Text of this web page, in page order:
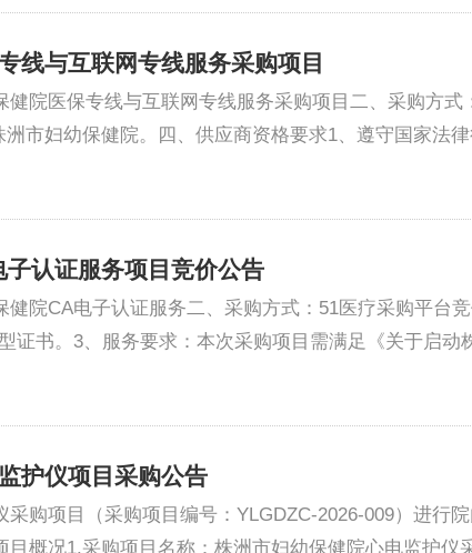
线与互联网专线服务采购项目
健院医保专线与互联网专线服务采购项目二、采购方
市妇幼保健院。四、供应商资格要求1、遵守国家法
认证服务项目竞价公告
健院CA电子认证服务二、采购方式：51医疗采购平台
证书。3、服务要求：本次采购项目需满足《关于启
护仪项目采购公告
购项目（采购项目编号：YLGDZC-2026-009）进行
概况1.采购项目名称：株洲市妇幼保健院心电监护仪